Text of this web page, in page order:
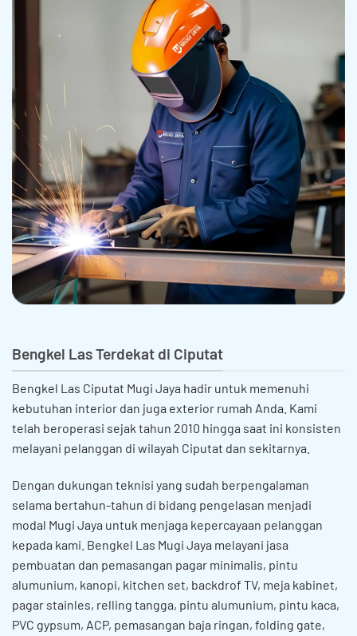
Bengkel Las Terdekat di Ciputat
Bengkel Las Ciputat Mugi Jaya hadir untuk memenuhi
kebutuhan interior dan juga exterior rumah Anda. Kami
telah beroperasi sejak tahun 2010 hingga saat ini konsisten
melayani pelanggan di wilayah Ciputat dan sekitarnya.
Dengan dukungan teknisi yang sudah berpengalaman
selama bertahun-tahun di bidang pengelasan menjadi
modal Mugi Jaya untuk menjaga kepercayaan pelanggan
kepada kami. Bengkel Las Mugi Jaya melayani jasa
pembuatan dan pemasangan pagar minimalis, pintu
alumunium, kanopi, kitchen set, backdrof TV, meja kabinet,
pagar stainles, relling tangga, pintu alumunium, pintu kaca,
PVC gypsum, ACP, pemasangan baja ringan, folding gate,